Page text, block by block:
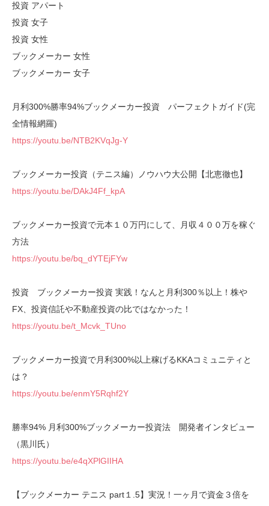
投資 アパート
投資 女子
投資 女性
ブックメーカー 女性
ブックメーカー 女子
月利300%勝率94%ブックメーカー投資 パーフェクトガイド(完
全情報網羅)
https://youtu.be/NTB2KVqJg-Y
ブックメーカー投資（テニス編）ノウハウ大公開【北恵徹也】
https://youtu.be/DAkJ4Ff_kpA
ブックメーカー投資で元本１０万円にして、月収４００万を稼ぐ
方法
https://youtu.be/bq_dYTEjFYw
投資 ブックメーカー投資 実践！なんと月利300％以上！株や
FX、投資信託や不動産投資の比ではなかった！
https://youtu.be/t_Mcvk_TUno
ブックメーカー投資で月利300%以上稼げるKKAコミュニティと
は？
https://youtu.be/enmY5Rqhf2Y
勝率94% 月利300%ブックメーカー投資法 開発者インタビュー
（黒川氏）
https://youtu.be/e4qXPlGIIHA
【ブックメーカー テニス part１.5】実況！一ヶ月で資金３倍を